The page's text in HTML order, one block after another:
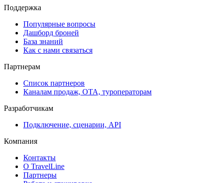
Поддержка
Популярные вопросы
Дашборд броней
База знаний
Как с нами связаться
Партнерам
Список партнеров
Каналам продаж, ОТА, туроператорам
Разработчикам
Подключение, сценарии, API
Компания
Контакты
О TravelLine
Партнеры